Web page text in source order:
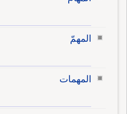
المهمّ
المهمات